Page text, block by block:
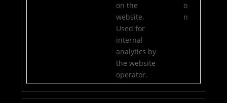
on the
website.
Used for
internal
analytics by
the website
operator.
o
n